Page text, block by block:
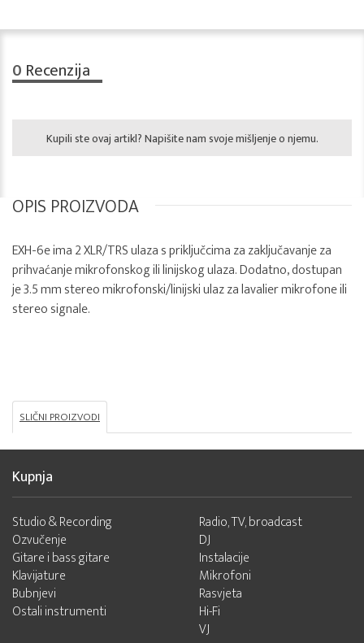
0 Recenzija
Kupili ste ovaj artikl? Napišite nam svoje mišljenje o njemu.
OPIS PROIZVODA
EXH-6e ima 2 XLR/TRS ulaza s priključcima za zaključavanje za
prihvaćanje mikrofonskog ili linijskog ulaza. Dodatno, dostupan
je 3.5 mm stereo mikrofonski/linijski ulaz za lavalier mikrofone ili
stereo signale.
SLIČNI PROIZVODI
Kupnja
Studio & Recording
Ozvučenje
Gitare i bass gitare
Klavijature
Bubnjevi
Ostali instrumenti
Radio, TV, broadcast
DJ
Instalacije
Mikrofoni
Rasvjeta
Hi-Fi
VJ